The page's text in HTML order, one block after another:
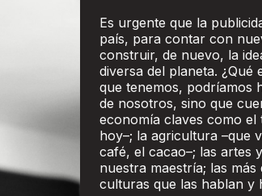
Es urgente que la
país, para contar con
construir, de nuevo, la
diversa del planeta. ¿Qué
que tenemos, podríamos
de nosotros, sino que
economía claves como
hoy–; la agricultura –que
café, el cacao–; las artes
nuestra maestría; las
culturas que las hablan y